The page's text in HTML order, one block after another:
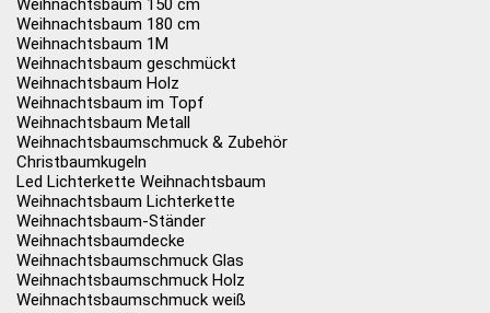
Weihnachtsbaum 150 cm
Weihnachtsbaum 180 cm
Weihnachtsbaum 1M
Weihnachtsbaum geschmückt
Weihnachtsbaum Holz
Weihnachtsbaum im Topf
Weihnachtsbaum Metall
Weihnachtsbaumschmuck & Zubehör
Christbaumkugeln
Led Lichterkette Weihnachtsbaum
Weihnachtsbaum Lichterkette
Weihnachtsbaum-Ständer
Weihnachtsbaumdecke
Weihnachtsbaumschmuck Glas
Weihnachtsbaumschmuck Holz
Weihnachtsbaumschmuck weiß